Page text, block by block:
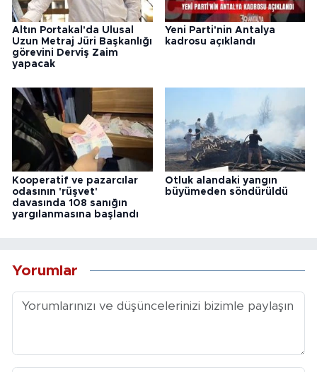
Altın Portakal'da Ulusal
Uzun Metraj Jüri Başkanlığı
görevini Derviş Zaim
yapacak
Yeni Parti'nin Antalya
kadrosu açıklandı
Kooperatif ve pazarcılar
odasının 'rüşvet'
davasında 108 sanığın
yargılanmasına başlandı
Otluk alandaki yangın
büyümeden söndürüldü
Yorumlar